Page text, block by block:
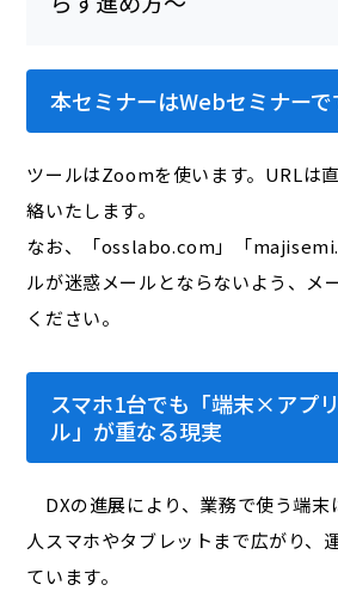
本セミナーはWebセミナーで
ツールはZoomを使います。URLは
絡いたします。
なお、「osslabo.com」「
ルが迷惑メールとならないよう、メ
ください。
スマホ1台でも「端末×アプ
ル」が重なる現実
DXの進展により、業務で使う端末
人スマホやタブレットまで広がり、
ています。